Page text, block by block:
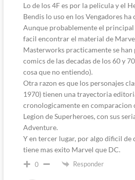
Lo de los 4F es por la pelicula y el
Bendis lo uso en los Vengadores ha
Aunque probablemente el principal
facil encontrar el material de
Masterworks practicamente se
comics de las decadas de los 60 y
cosa que no entiendo).
Otra razon es que los personajes
1970) tienen una trayectoria
cronologicamente en comparacion
Legion de Superheroes, con sus
Adventure.
Y en tercer lugar, por algo dificil de
tiene mas exito Marvel que DC.
0 Responder